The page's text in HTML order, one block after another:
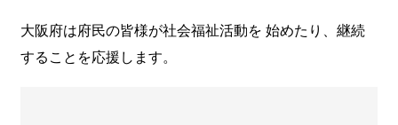
大阪府は府民の皆様が社会福祉活動を 始めたり、継続
することを応援します。